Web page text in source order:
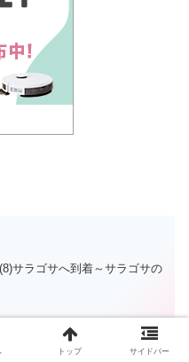
サラゴサへ到着～サラゴサの
トップ サイドバー